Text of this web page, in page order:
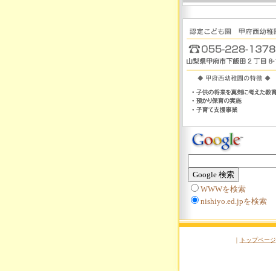
WWWを検索
nishiyo.ed.jpを検索
｜ トップページ